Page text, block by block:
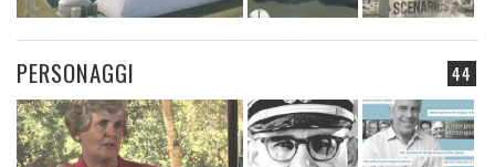
44
PERSONAGGI